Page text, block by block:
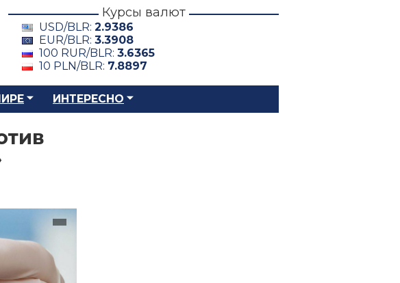
Курсы валют
USD/BLR: 2.9386
EUR/BLR: 3.3908
100 RUR/BLR: 3.6365
10 PLN/BLR: 7.8897
ИНТЕРЕСНО